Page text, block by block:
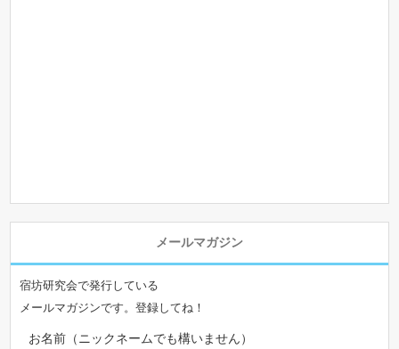
メールマガジン
宿坊研究会で発行している
メールマガジンです。登録してね！
お名前（ニックネームでも構いません）